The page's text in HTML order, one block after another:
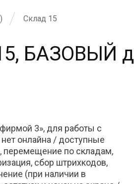
Склад 15
БАЗОВЫЙ
3», для работы с
онлайна / доступные
перемещение по складам,
сбор штрихкодов,
(при наличии в